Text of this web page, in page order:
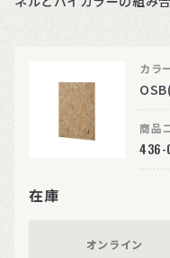
カラ
商品
436-
在庫
オンライン